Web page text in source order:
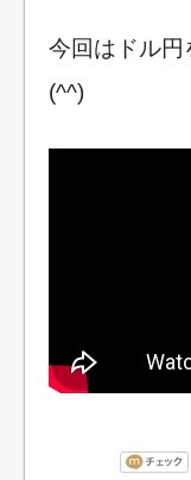
今回はドル円
(^^)